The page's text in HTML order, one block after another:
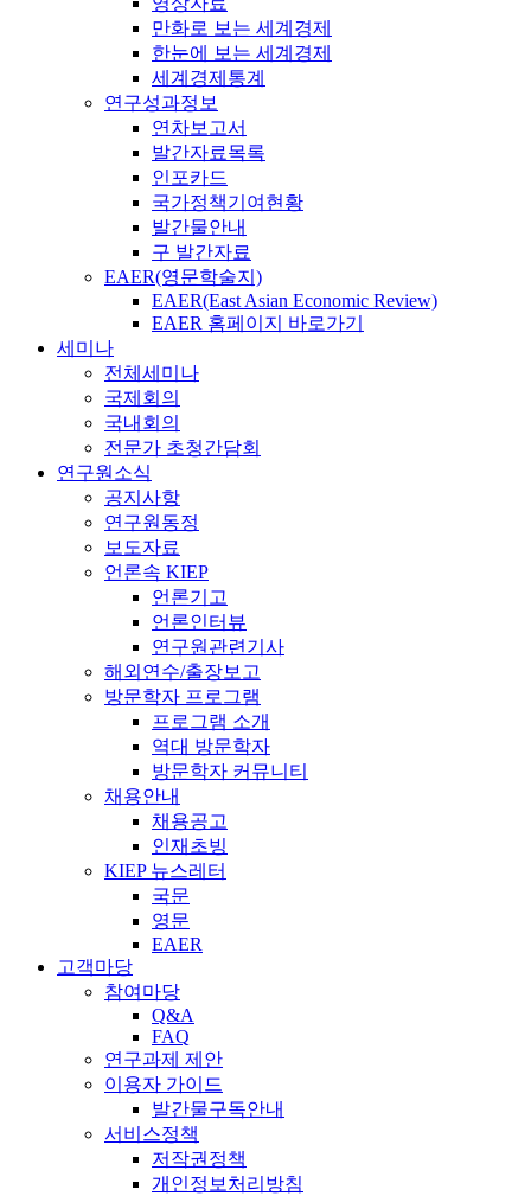
만화로 보는 세계경제
한눈에 보는 세계경제
세계경제통계
연구성과정보
연차보고서
발간자료목록
인포카드
국가정책기여현황
발간물안내
구 발간자료
EAER(영문학술지)
EAER(East Asian Economic Review)
EAER 홈페이지 바로가기
세미나
전체세미나
국제회의
국내회의
전문가 초청간담회
연구원소식
공지사항
연구원동정
보도자료
언론속 KIEP
언론기고
언론인터뷰
연구원관련기사
해외연수/출장보고
방문학자 프로그램
프로그램 소개
역대 방문학자
방문학자 커뮤니티
채용안내
채용공고
인재초빙
KIEP 뉴스레터
국문
영문
EAER
고객마당
참여마당
Q&A
FAQ
연구과제 제안
이용자 가이드
발간물구독안내
서비스정책
저작권정책
개인정보처리방침